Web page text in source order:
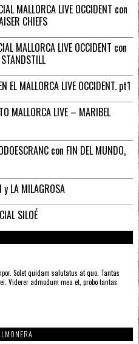
MALLORCA LIVE OCCIDENT con
CHIEFS
MALLORCA LIVE OCCIDENT con
EL MALLORCA LIVE OCCIDENT. pt1
MALLORCA LIVE – MARIBEL
con FIN DEL MUNDO,
LA MILAGROSA
SILOÉ
Solet quidam salutatus at quo. Tantas
Viderer admodum mea et, probo tantas